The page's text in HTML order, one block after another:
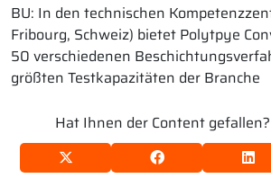
BU: In den technischen
Fribourg, Schweiz) bietet Polytpye
50 verschiedenen
größten Testkapazitäten der Branche
Hat Ihnen der Content